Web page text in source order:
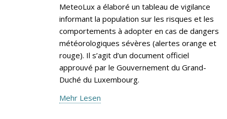
MeteoLux a élaboré un tableau de vigilance
informant la population sur les risques et les
comportements à adopter en cas de dangers
météorologiques sévères (alertes orange et
rouge). Il s’agit d’un document officiel
approuvé par le Gouvernement du Grand-
Duché du Luxembourg.
Mehr Lesen